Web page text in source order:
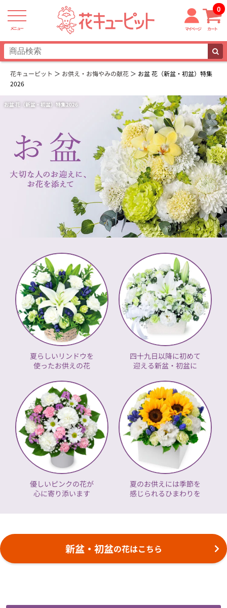
メニュー マイページ カート
0
花キューピット お供え・お悔やみの献花
お盆 花（新盆・初盆）特集
2026
お盆 花（新盆・初盆）特集2026
夏らしいリンドウを
使ったお供えの花
四十九日以降に初めて
迎える新盆・初盆に
優しいピンクの花が
心に寄り添います
夏のお供えには季節を
感じられるひまわりを
新盆・初盆の花はこちら